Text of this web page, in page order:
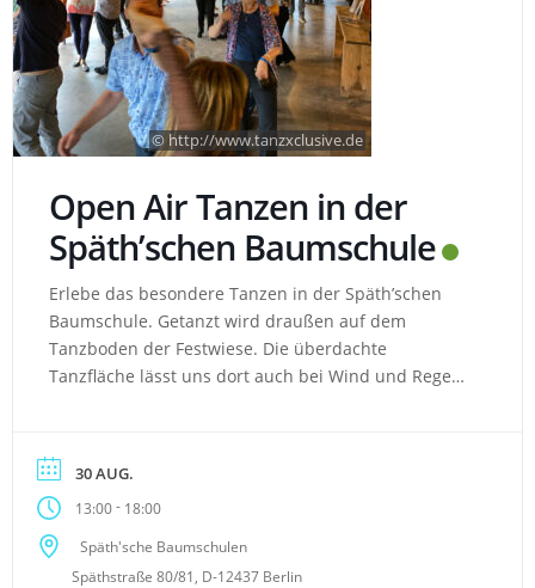
© http://www.tanzxclusive.de
Open Air Tanzen in der
Späth’schen Baumschule
Erlebe das besondere Tanzen in der Späth’schen
Baumschule. Getanzt wird draußen auf dem
Tanzboden der Festwiese. Die überdachte
Tanzfläche lässt uns dort auch bei Wind und Regen
Tanzfläche. Das macht es zu einem wunderschönen
Ambiente, auch zum Sitzen in den Tanzpausen. Die
anliegende Bar […]
30 AUG.
13:00- 18:00
Späth'sche Baumschulen
Späthstraße 80/81, D-12437 Berlin